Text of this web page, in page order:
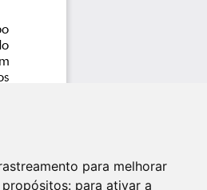
para melhorar
propósitos: para ativar a